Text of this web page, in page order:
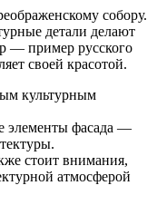
собору.
детали делают
— пример русского
своей красотой.
культурным
элементы фасада —
стоит внимания,
атмосферой